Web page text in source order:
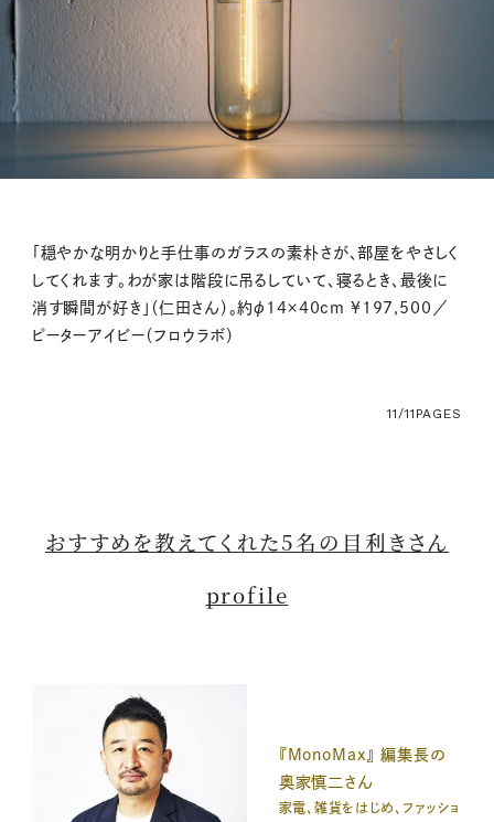
「穏やかな明かりと手仕事のガラスの素朴さが、部屋をやさしく
してくれます。わが家は階段に吊るしていて、寝るとき、最後に
消す瞬間が好き」（仁田さん）。約φ14×40cm ¥197,500／
ピーターアイビー（フロウラボ）
11/11 PAGES
おすすめを教えてくれた5名の目利きさん
profile
『MonoMax』 編集長の
奥家慎二さん
家電、雑貨をはじめ、ファッショ